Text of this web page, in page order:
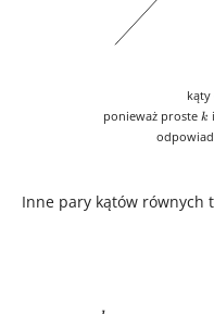
ponieważ prostek
k i
Inne pary kątów równych